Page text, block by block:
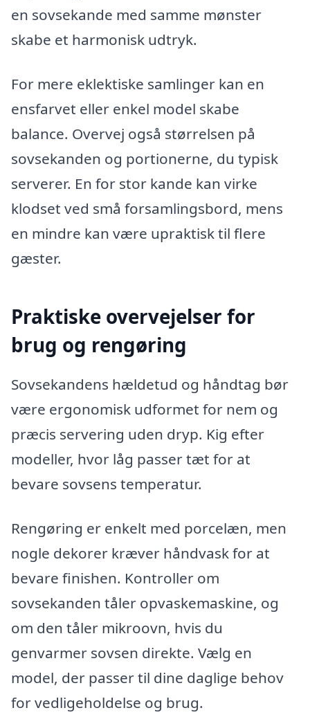
en sovsekande med samme mønster
skabe et harmonisk udtryk.
For mere eklektiske samlinger kan en
ensfarvet eller enkel model skabe
balance. Overvej også størrelsen på
sovsekanden og portionerne, du typisk
serverer. En for stor kande kan virke
klodset ved små forsamlingsbord, mens
en mindre kan være upraktisk til flere
gæster.
Praktiske overvejelser for
brug og rengøring
Sovsekandens hældetud og håndtag bør
være ergonomisk udformet for nem og
præcis servering uden dryp. Kig efter
modeller, hvor låg passer tæt for at
bevare sovsens temperatur.
Rengøring er enkelt med porcelæn, men
nogle dekorer kræver håndvask for at
bevare finishen. Kontroller om
sovsekanden tåler opvaskemaskine, og
om den tåler mikroovn, hvis du
genvarmer sovsen direkte. Vælg en
model, der passer til dine daglige behov
for vedligeholdelse og brug.